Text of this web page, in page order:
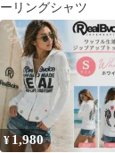
ーリングシャツ
¥ 1,980